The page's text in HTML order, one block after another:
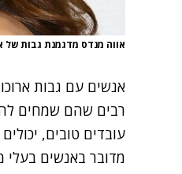
אווה מנדס מדגמנת גבות של
אנשים עם גבות
רבים שהם שמחים
עובדים טובים,
מדובר באנשים בעלי